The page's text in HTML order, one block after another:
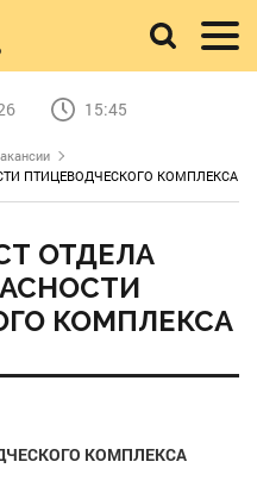
15:45
ПТИЦЕВОДЧЕСКОГО КОМПЛЕКСА
ОТДЕЛА
КОМПЛЕКСА
КОМПЛЕКСА